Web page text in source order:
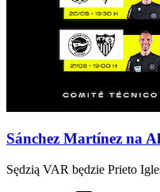
Sánchez Martínez na
Sędzią VAR będzie Prieto